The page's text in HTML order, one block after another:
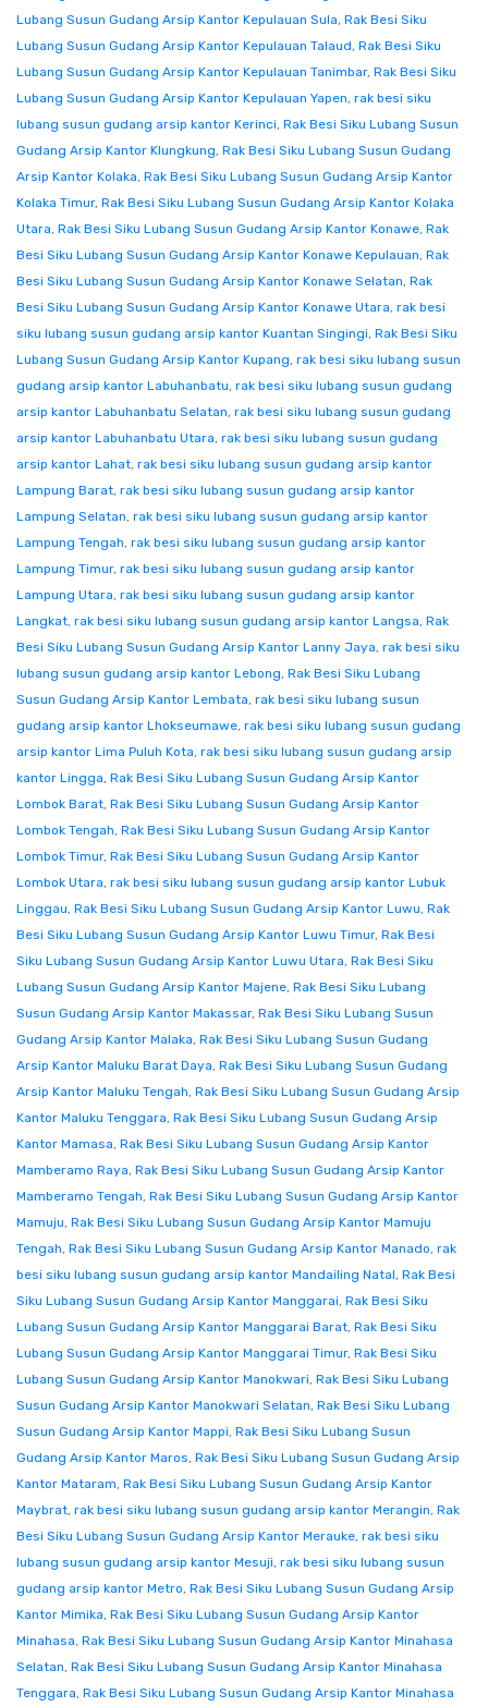
Lubang Susun Gudang Arsip Kantor Kepulauan Sula, Rak Besi Siku
Lubang Susun Gudang Arsip Kantor Kepulauan Talaud, Rak Besi Siku
Lubang Susun Gudang Arsip Kantor Kepulauan Tanimbar, Rak Besi Siku
Lubang Susun Gudang Arsip Kantor Kepulauan Yapen, rak besi siku
lubang susun gudang arsip kantor Kerinci, Rak Besi Siku Lubang Susun
Gudang Arsip Kantor Klungkung, Rak Besi Siku Lubang Susun Gudang
Arsip Kantor Kolaka, Rak Besi Siku Lubang Susun Gudang Arsip Kantor
Kolaka Timur, Rak Besi Siku Lubang Susun Gudang Arsip Kantor Kolaka
Utara, Rak Besi Siku Lubang Susun Gudang Arsip Kantor Konawe, Rak
Besi Siku Lubang Susun Gudang Arsip Kantor Konawe Kepulauan, Rak
Besi Siku Lubang Susun Gudang Arsip Kantor Konawe Selatan, Rak
Besi Siku Lubang Susun Gudang Arsip Kantor Konawe Utara, rak besi
siku lubang susun gudang arsip kantor Kuantan Singingi, Rak Besi Siku
Lubang Susun Gudang Arsip Kantor Kupang, rak besi siku lubang susun
gudang arsip kantor Labuhanbatu, rak besi siku lubang susun gudang
arsip kantor Labuhanbatu Selatan, rak besi siku lubang susun gudang
arsip kantor Labuhanbatu Utara, rak besi siku lubang susun gudang
arsip kantor Lahat, rak besi siku lubang susun gudang arsip kantor
Lampung Barat, rak besi siku lubang susun gudang arsip kantor
Lampung Selatan, rak besi siku lubang susun gudang arsip kantor
Lampung Tengah, rak besi siku lubang susun gudang arsip kantor
Lampung Timur, rak besi siku lubang susun gudang arsip kantor
Lampung Utara, rak besi siku lubang susun gudang arsip kantor
Langkat, rak besi siku lubang susun gudang arsip kantor Langsa, Rak
Besi Siku Lubang Susun Gudang Arsip Kantor Lanny Jaya, rak besi siku
lubang susun gudang arsip kantor Lebong, Rak Besi Siku Lubang
Susun Gudang Arsip Kantor Lembata, rak besi siku lubang susun
gudang arsip kantor Lhokseumawe, rak besi siku lubang susun gudang
arsip kantor Lima Puluh Kota, rak besi siku lubang susun gudang arsip
kantor Lingga, Rak Besi Siku Lubang Susun Gudang Arsip Kantor
Lombok Barat, Rak Besi Siku Lubang Susun Gudang Arsip Kantor
Lombok Tengah, Rak Besi Siku Lubang Susun Gudang Arsip Kantor
Lombok Timur, Rak Besi Siku Lubang Susun Gudang Arsip Kantor
Lombok Utara, rak besi siku lubang susun gudang arsip kantor Lubuk
Linggau, Rak Besi Siku Lubang Susun Gudang Arsip Kantor Luwu, Rak
Besi Siku Lubang Susun Gudang Arsip Kantor Luwu Timur, Rak Besi
Siku Lubang Susun Gudang Arsip Kantor Luwu Utara, Rak Besi Siku
Lubang Susun Gudang Arsip Kantor Majene, Rak Besi Siku Lubang
Susun Gudang Arsip Kantor Makassar, Rak Besi Siku Lubang Susun
Gudang Arsip Kantor Malaka, Rak Besi Siku Lubang Susun Gudang
Arsip Kantor Maluku Barat Daya, Rak Besi Siku Lubang Susun Gudang
Arsip Kantor Maluku Tengah, Rak Besi Siku Lubang Susun Gudang Arsip
Kantor Maluku Tenggara, Rak Besi Siku Lubang Susun Gudang Arsip
Kantor Mamasa, Rak Besi Siku Lubang Susun Gudang Arsip Kantor
Mamberamo Raya, Rak Besi Siku Lubang Susun Gudang Arsip Kantor
Mamberamo Tengah, Rak Besi Siku Lubang Susun Gudang Arsip Kantor
Mamuju, Rak Besi Siku Lubang Susun Gudang Arsip Kantor Mamuju
Tengah, Rak Besi Siku Lubang Susun Gudang Arsip Kantor Manado, rak
besi siku lubang susun gudang arsip kantor Mandailing Natal, Rak Besi
Siku Lubang Susun Gudang Arsip Kantor Manggarai, Rak Besi Siku
Lubang Susun Gudang Arsip Kantor Manggarai Barat, Rak Besi Siku
Lubang Susun Gudang Arsip Kantor Manggarai Timur, Rak Besi Siku
Lubang Susun Gudang Arsip Kantor Manokwari, Rak Besi Siku Lubang
Susun Gudang Arsip Kantor Manokwari Selatan, Rak Besi Siku Lubang
Susun Gudang Arsip Kantor Mappi, Rak Besi Siku Lubang Susun
Gudang Arsip Kantor Maros, Rak Besi Siku Lubang Susun Gudang Arsip
Kantor Mataram, Rak Besi Siku Lubang Susun Gudang Arsip Kantor
Maybrat, rak besi siku lubang susun gudang arsip kantor Merangin, Rak
Besi Siku Lubang Susun Gudang Arsip Kantor Merauke, rak besi siku
lubang susun gudang arsip kantor Mesuji, rak besi siku lubang susun
gudang arsip kantor Metro, Rak Besi Siku Lubang Susun Gudang Arsip
Kantor Mimika, Rak Besi Siku Lubang Susun Gudang Arsip Kantor
Minahasa, Rak Besi Siku Lubang Susun Gudang Arsip Kantor Minahasa
Selatan, Rak Besi Siku Lubang Susun Gudang Arsip Kantor Minahasa
Tenggara, Rak Besi Siku Lubang Susun Gudang Arsip Kantor Minahasa